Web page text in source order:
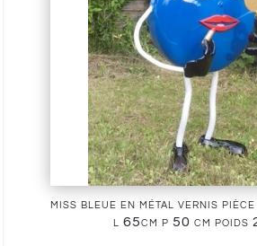
miss bleue en métal vernis
l 65cm p 50 cm poids